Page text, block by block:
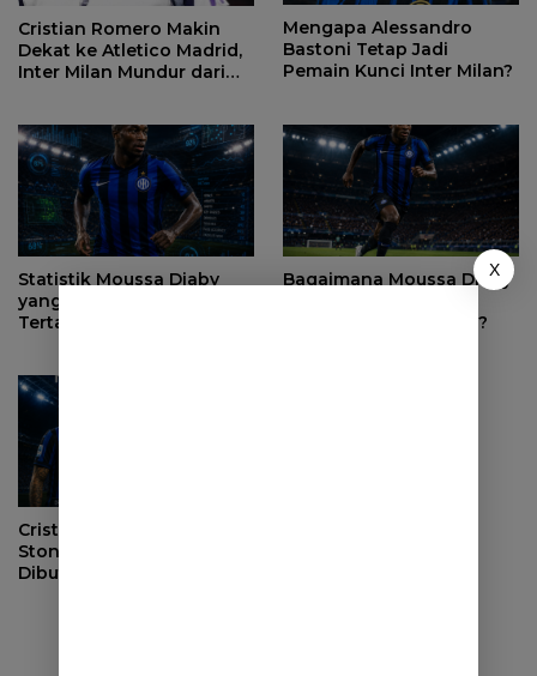
Cristian Romero Makin
Dekat ke Atletico Madrid,
Inter Milan Mundur dari
Mengapa Alessandro
Bastoni Tetap Jadi
Pemain Kunci Inter Milan?
Statistik Moussa Diaby
yang Membuat Inter Milan
Tertarik Merekrutnya
Bagaimana Moussa Diaby
Permainan Inter Milan?
Cristian Romero vs John
Stones, Siapa yang Lebih
Dibutuhkan Inter Milan?
X